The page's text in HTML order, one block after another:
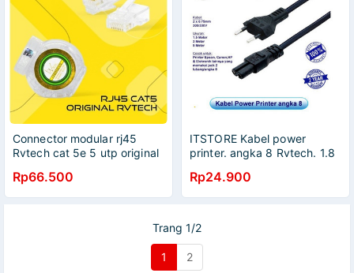
Connector modular rj45
Rvtech cat 5e 5 utp original
konektor lan Rv-tech Rvlink
cat5
Rp66.500
ITSTORE Kabel power
printer. angka 8 Rvtech. 1.8
Rp24.900
Trang 1/2
1 2